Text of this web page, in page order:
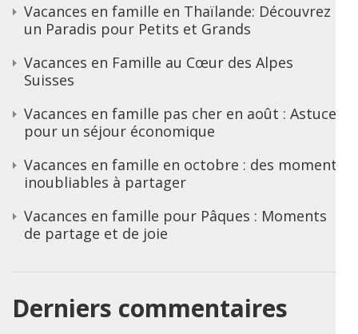
Vacances en famille en Thaïlande: Découvrez
un Paradis pour Petits et Grands
Vacances en Famille au Cœur des Alpes
Suisses
Vacances en famille pas cher en août : Astuces
pour un séjour économique
Vacances en famille en octobre : des moments
inoubliables à partager
Vacances en famille pour Pâques : Moments
de partage et de joie
Derniers commentaires